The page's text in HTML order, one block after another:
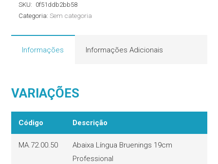
Professional
SKU: 0f51ddb2bb58
Categoria: Sem categoria
Informações Informações Adicionais
VARIAÇÕES
Código Descrição
MA.72.00.50
Abaixa Língua Bruenings 19cm
Professional